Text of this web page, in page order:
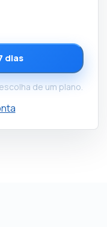
dias
de um plano.